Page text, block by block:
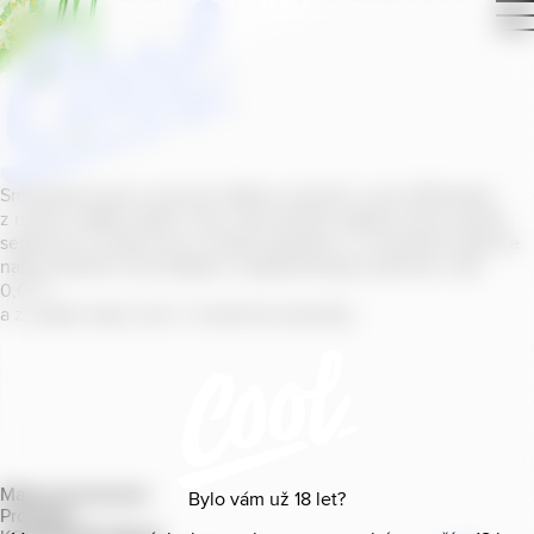
Bylo vám už 18 let?
Smícháním piva s ovocnou šťávou vytvořil v roce
z našich sládků
segmentu na bázi piva v České republice. V současné době se
naše portfolio Cool skládá z nealkoholických příchutí s alk.
0
a z nealko řady Cool+ s funkčními benefity.
Mapa provozoven
Produkty